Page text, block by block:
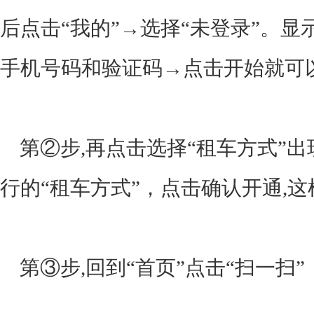
后点击“我的”→选择“未登录”。 显
手机号码和验证码→点击开始就可
第②步,再点击选择“租车方式”出
行的“租车方式”，点击确认开通,
第③步,回到“首页”点击“扫一扫”